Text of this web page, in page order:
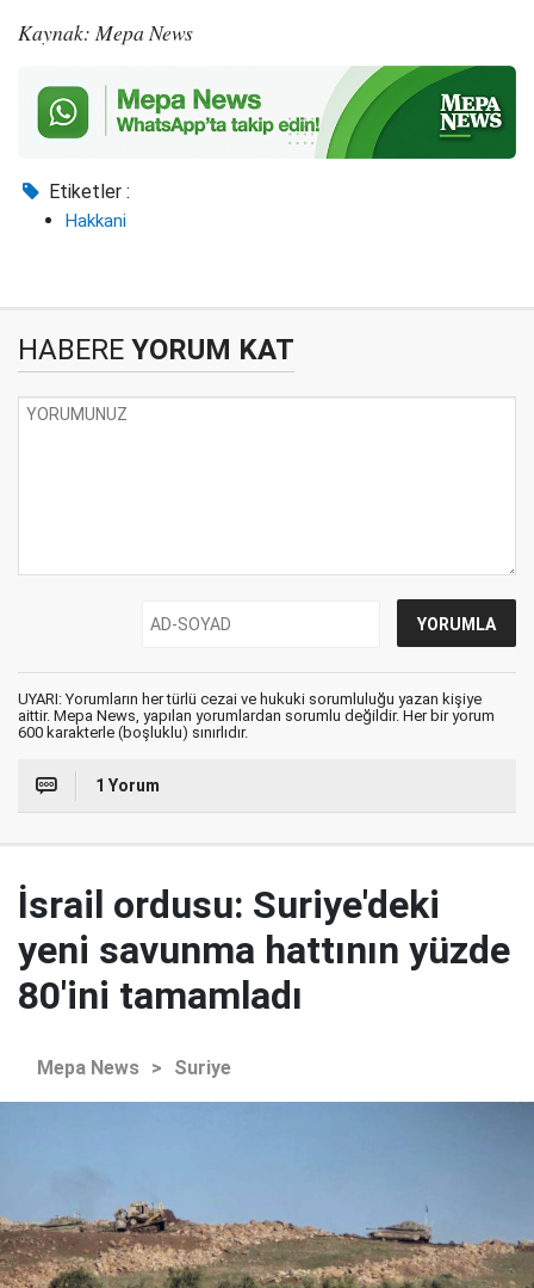
Kaynak: Mepa News
Etiketler :
Hakkani
HABERE YORUM KAT
UYARI: Yorumların her türlü cezai ve hukuki sorumluluğu yazan kişiye
aittir. Mepa News, yapılan yorumlardan sorumlu değildir. Her bir yorum
600 karakterle (boşluklu) sınırlıdır.
1 Yorum
İsrail ordusu: Suriye'deki
yeni savunma hattının yüzde
80'ini tamamladı
Mepa News > Suriye